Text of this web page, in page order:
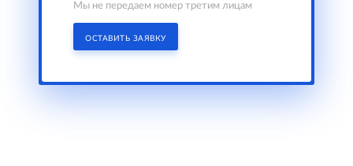
Мы не передаем номер третим лицам
ОСТАВИТЬ ЗАЯВКУ